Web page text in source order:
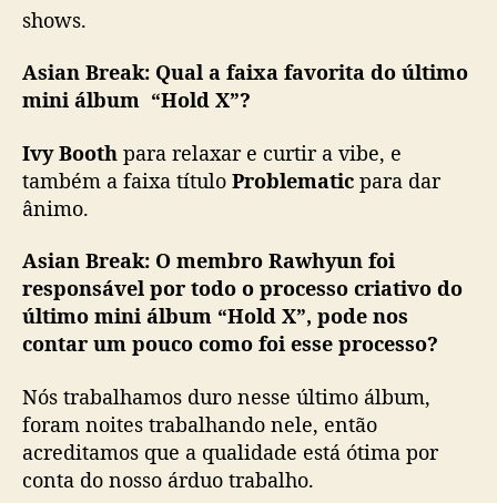
shows.
Asian Break: Qual a faixa favorita do último
mini álbum “Hold X”?
Ivy Booth para relaxar e curtir a vibe, e
também a faixa título Problematic para dar
ânimo.
Asian Break: O membro Rawhyun foi
responsável por todo o processo criativo do
último mini álbum “Hold X”, pode nos
contar um pouco como foi esse processo?
Nós trabalhamos duro nesse último álbum,
foram noites trabalhando nele, então
acreditamos que a qualidade está ótima por
conta do nosso árduo trabalho.